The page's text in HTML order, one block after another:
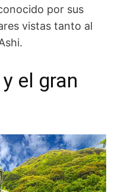
por sus
vistas tanto al
el gran